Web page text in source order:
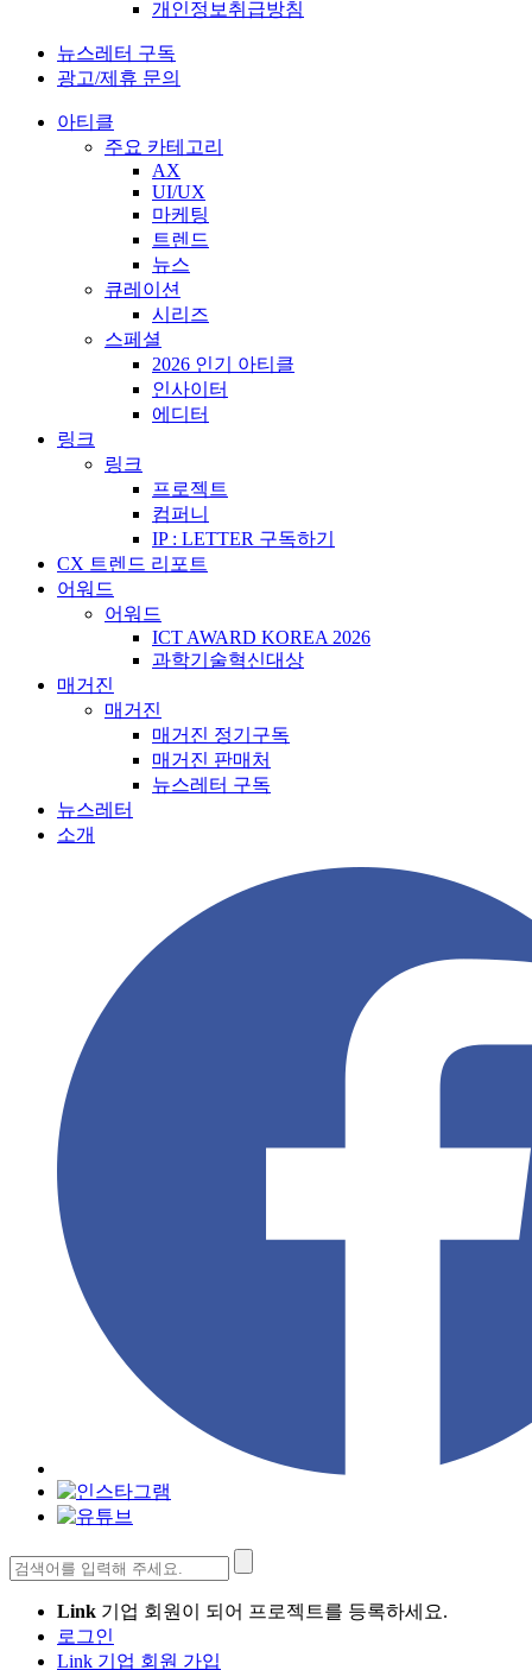
개인정보취급방침
뉴스레터 구독
광고/제휴 문의
아티클
주요 카테고리
AX
UI/UX
마케팅
트렌드
뉴스
큐레이션
시리즈
스페셜
2026 인기 아티클
인사이터
에디터
링크
링크
프로젝트
컴퍼니
IP : LETTER 구독하기
CX 트렌드 리포트
어워드
어워드
ICT AWARD KOREA 2026
과학기술혁신대상
매거진
매거진
매거진 정기구독
매거진 판매처
뉴스레터 구독
뉴스레터
소개
검
색:
Link 기업 회원이 되어 프로젝트를 등록하세요.
로그인
Link 기업 회원 가입